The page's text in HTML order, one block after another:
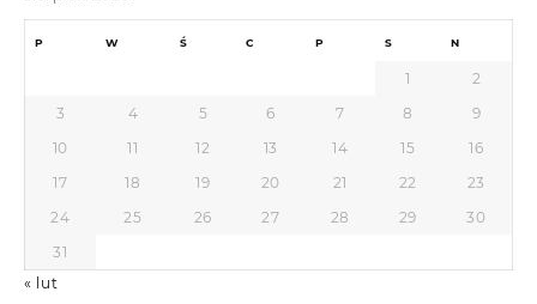
P W Ś C P S N
1
2
3
4 5 6 7 8
9
10
11 12 13 14 15
16
17
18 19 20 21 22
23
24
25 26 27 28 29
30
31
« lut